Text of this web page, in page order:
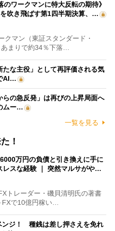
のワークマンに特大反転の期待》
吹き飛ばす第1四半期決算、…
マン（東証スタンダード・
まりで約34％下落…
な主役」として再評価される気
AI…
の急反発」は再びの上昇局面へ
ムー…
一覧を見る
！
6000万円の負債と引き換えに手に
レスな経験 ｜ 突然マルサがや…
トレーダー・磯貝清明氏の著書
FXで10億円稼い…
ンジ！ 種銭は差し押さえを免れ